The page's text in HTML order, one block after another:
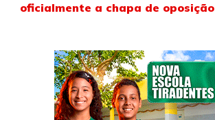
oficialmente a chapa de oposição